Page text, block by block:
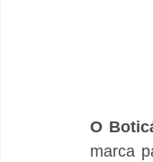
O
marca